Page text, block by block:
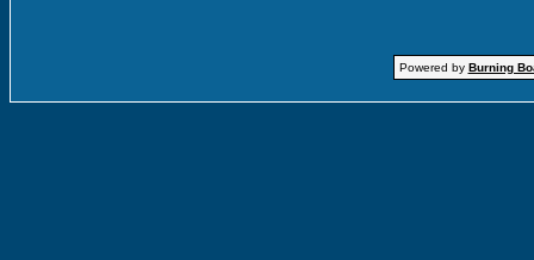
Powered by Burning